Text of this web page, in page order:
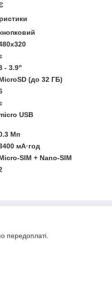
- 3.9"
(до 32 ГБ)
USB
Мп
мА·год
SIM + Nano-SIM
передоплаті.